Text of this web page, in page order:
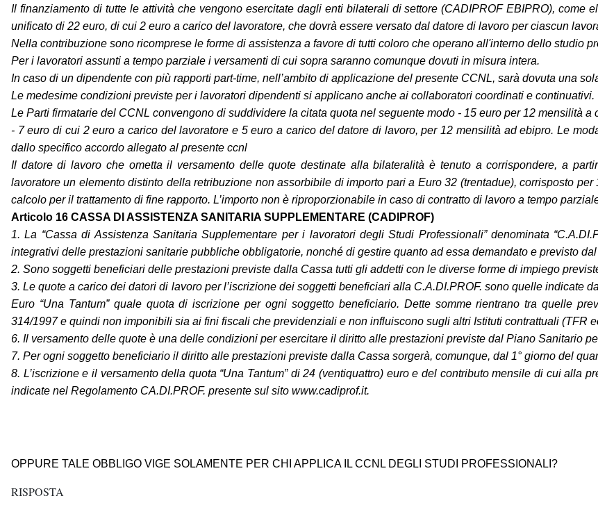
Il finanziamento di tutte le attività che vengono esercitate dagli enti bilaterali di settore (CADIPROF EBIPRO), come
unificato di 22 euro, di cui 2 euro a carico del lavoratore, che dovrà essere versato dal datore di lavoro per ciascun
Nella contribuzione sono ricomprese le forme di assistenza a favore di tutti coloro che operano all'interno dello studio
Per i lavoratori assunti a tempo parziale i versamenti di cui sopra saranno comunque dovuti in misura intera.
In caso di un dipendente con più rapporti part-time, nell’ambito di applicazione del presente CCNL, sarà dovuta una
Le medesime condizioni previste per i lavoratori dipendenti si applicano anche ai collaboratori coordinati e continuativi.
Le Parti firmatarie del CCNL convengono di suddividere la citata quota nel seguente modo - 15 euro per 12 mensilità a
- 7 euro di cui 2 euro a carico del lavoratore e 5 euro a carico del datore di lavoro, per 12 mensilità ad ebipro. Le
dallo specifico accordo allegato al presente ccnl
Il datore di lavoro che ometta il versamento delle quote destinate alla bilateralità è tenuto a corrispondere, a
lavoratore un elemento distinto della retribuzione non assorbibile di importo pari a Euro 32 (trentadue), corrisposto
calcolo per il trattamento di fine rapporto. L’importo non è riproporzionabile in caso di contratto di lavoro a tempo
Articolo 16 CASSA DI ASSISTENZA SANITARIA SUPPLEMENTARE (CADIPROF)
1. La “Cassa di Assistenza Sanitaria Supplementare per i lavoratori degli Studi Professionali” denominata
integrativi delle prestazioni sanitarie pubbliche obbligatorie, nonché di gestire quanto ad essa demandato e previsto
2. Sono soggetti beneficiari delle prestazioni previste dalla Cassa tutti gli addetti con le diverse forme di impiego
3. Le quote a carico dei datori di lavoro per l’iscrizione dei soggetti beneficiari alla C.A.DI.PROF. sono quelle indicate
Euro “Una Tantum” quale quota di iscrizione per ogni soggetto beneficiario. Dette somme rientrano tra quelle
314/1997 e quindi non imponibili sia ai fini fiscali che previdenziali e non influiscono sugli altri Istituti contrattuali (TFR
6. Il versamento delle quote è una delle condizioni per esercitare il diritto alle prestazioni previste dal Piano Sanitario
7. Per ogni soggetto beneficiario il diritto alle prestazioni previste dalla Cassa sorgerà, comunque, dal 1° giorno del
8. L’iscrizione e il versamento della quota “Una Tantum” di 24 (ventiquattro) euro e del contributo mensile di cui alla
indicate nel Regolamento CA.DI.PROF. presente sul sito www.cadiprof.it.
OPPURE TALE OBBLIGO VIGE SOLAMENTE PER CHI APPLICA IL CCNL DEGLI STUDI PROFESSIONALI?
RISPOSTA